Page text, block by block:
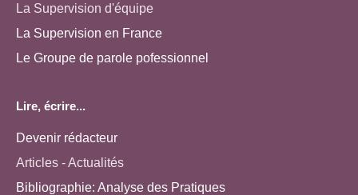
La Supervision d'équipe
La Supervision en France
Le Groupe de parole pofessionnel
Lire, écrire...
Devenir rédacteur
Articles - Actualités
Bibliographie: Analyse des Pratiques